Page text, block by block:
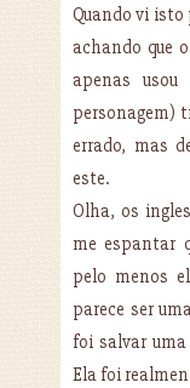
Quando vi isto
achando que
apenas
personagem)
errado, mas
este.
Olha, os
me espantar
pelo menos
parece ser
foi salvar
Ela foi